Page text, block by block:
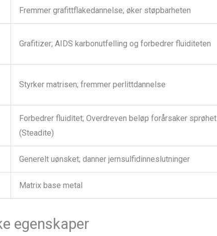
Fremmer grafittflakedannelse; øker støpbarheten
Grafitizer; AIDS karbonutfelling og forbedrer fluiditeten
Styrker matrisen; fremmer perlittdannelse
Forbedrer fluiditet; Overdreven beløp forårsaker sprøhet
(Steadite)
Generelt uønsket; danner jernsulfidinneslutninger
Matrix base metal
egenskaper